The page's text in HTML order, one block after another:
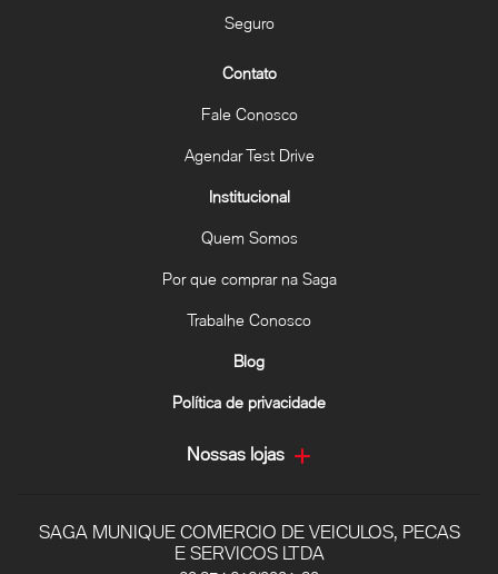
Seguro
Contato
Fale Conosco
Agendar Test Drive
Institucional
Quem Somos
Por que comprar na Saga
Trabalhe Conosco
Blog
Política de privacidade
Nossas lojas
SAGA MUNIQUE COMERCIO DE VEICULOS, PECAS
E SERVICOS LTDA